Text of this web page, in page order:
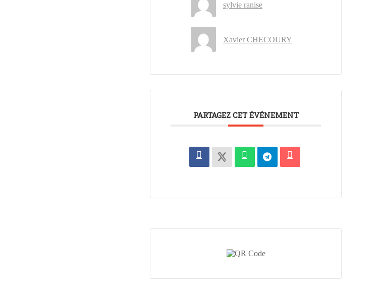
sylvie ranise
Xavier CHECOURY
PARTAGEZ CET ÉVÉNEMENT